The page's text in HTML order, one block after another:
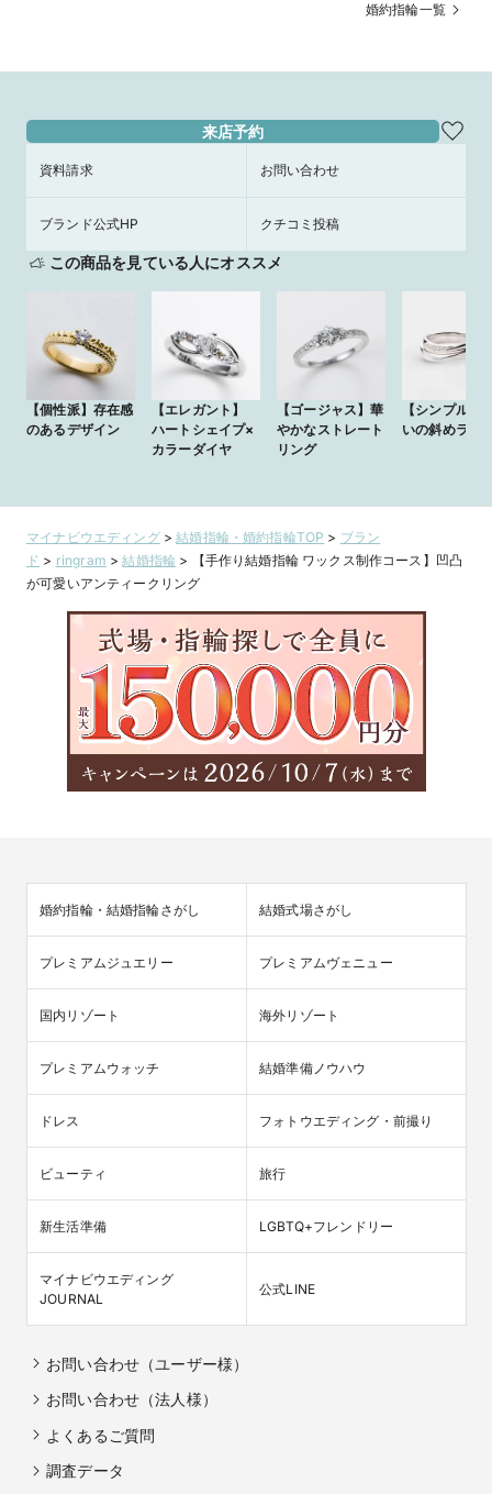
ス】YG×PTコンビ婚約指輪一覧
来店予約
資料請求 お問い合わせ
ブランド公式HP クチコミ投稿
この商品を見ている人にオススメ
【個性派】存在感
のあるデザイン
【エレガント】
ハートシェイプ×
カラーダイヤ
【ゴージャス】華
やかなストレート
リング
【シンプル】
いの斜めライ
マイナビウエディング>結婚指輪・婚約指輪TOP > ブラン
ド > ringram >結婚指輪 >
【手作り結婚指輪 ワックス制作コース】凹凸
が可愛いアンティークリング
婚約指輪・結婚指輪さがし 結婚式場さがし
プレミアムジュエリー プレミアムヴェニュー
国内リゾート 海外リゾート
プレミアムウォッチ 結婚準備ノウハウ
ドレス フォトウエディング・前撮り
ビューティ 旅行
新生活準備 LGBTQ+フレンドリー
マイナビウエディング
JOURNAL
公式LINE
お問い合わせ（ユーザー様）
お問い合わせ（法人様）
よくあるご質問
調査データ